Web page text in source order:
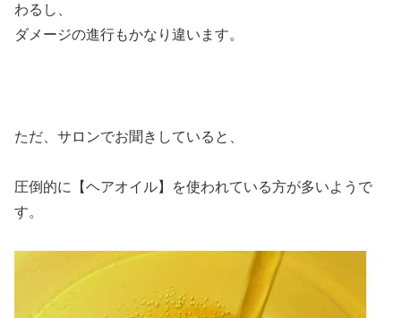
わるし、
ダメージの進行もかなり違います。
ただ、サロンでお聞きしていると、
圧倒的に【ヘアオイル】を使われている方が多いようで
す。